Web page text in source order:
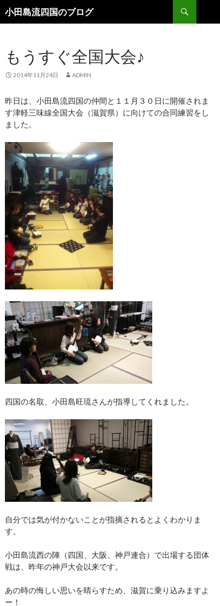
小田島流四国のブログ
検索
もうすぐ全国大会♪
2014年11月24日 ADMIN
昨日は、小田島流四国の仲間と１１月３０日に開催されま
す津軽三味線全国大会（滋賀県）に向けての合同練習をし
ました。
四国の名取、小田島旺琉さんが指導してくれました。
自分では気が付かないことが指摘されるとよくわかりま
す。
小田島流西の陣（四国、大阪、神戸連合）で出場する団体
戦は、昨年の神戸大会以来です。
あの時の悔しい思いを晴らすため、滋賀に乗り込みますよ
ー！